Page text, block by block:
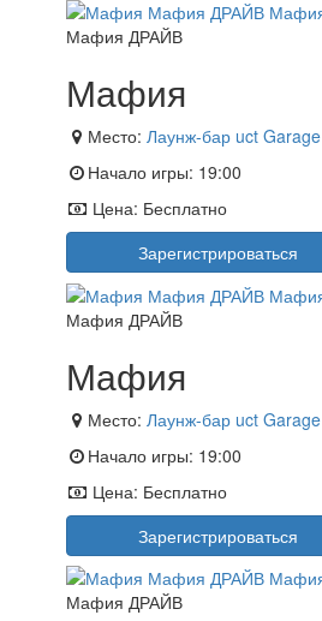
Мафия ДРАЙВ
Мафия
Место: Лаунж-бар uct Garage
Начало игры: 19:00
Цена: Бесплатно
Зарегистрироваться
Мафия ДРАЙВ
Мафия
Место: Лаунж-бар uct Garage
Начало игры: 19:00
Цена: Бесплатно
Зарегистрироваться
Мафия ДРАЙВ